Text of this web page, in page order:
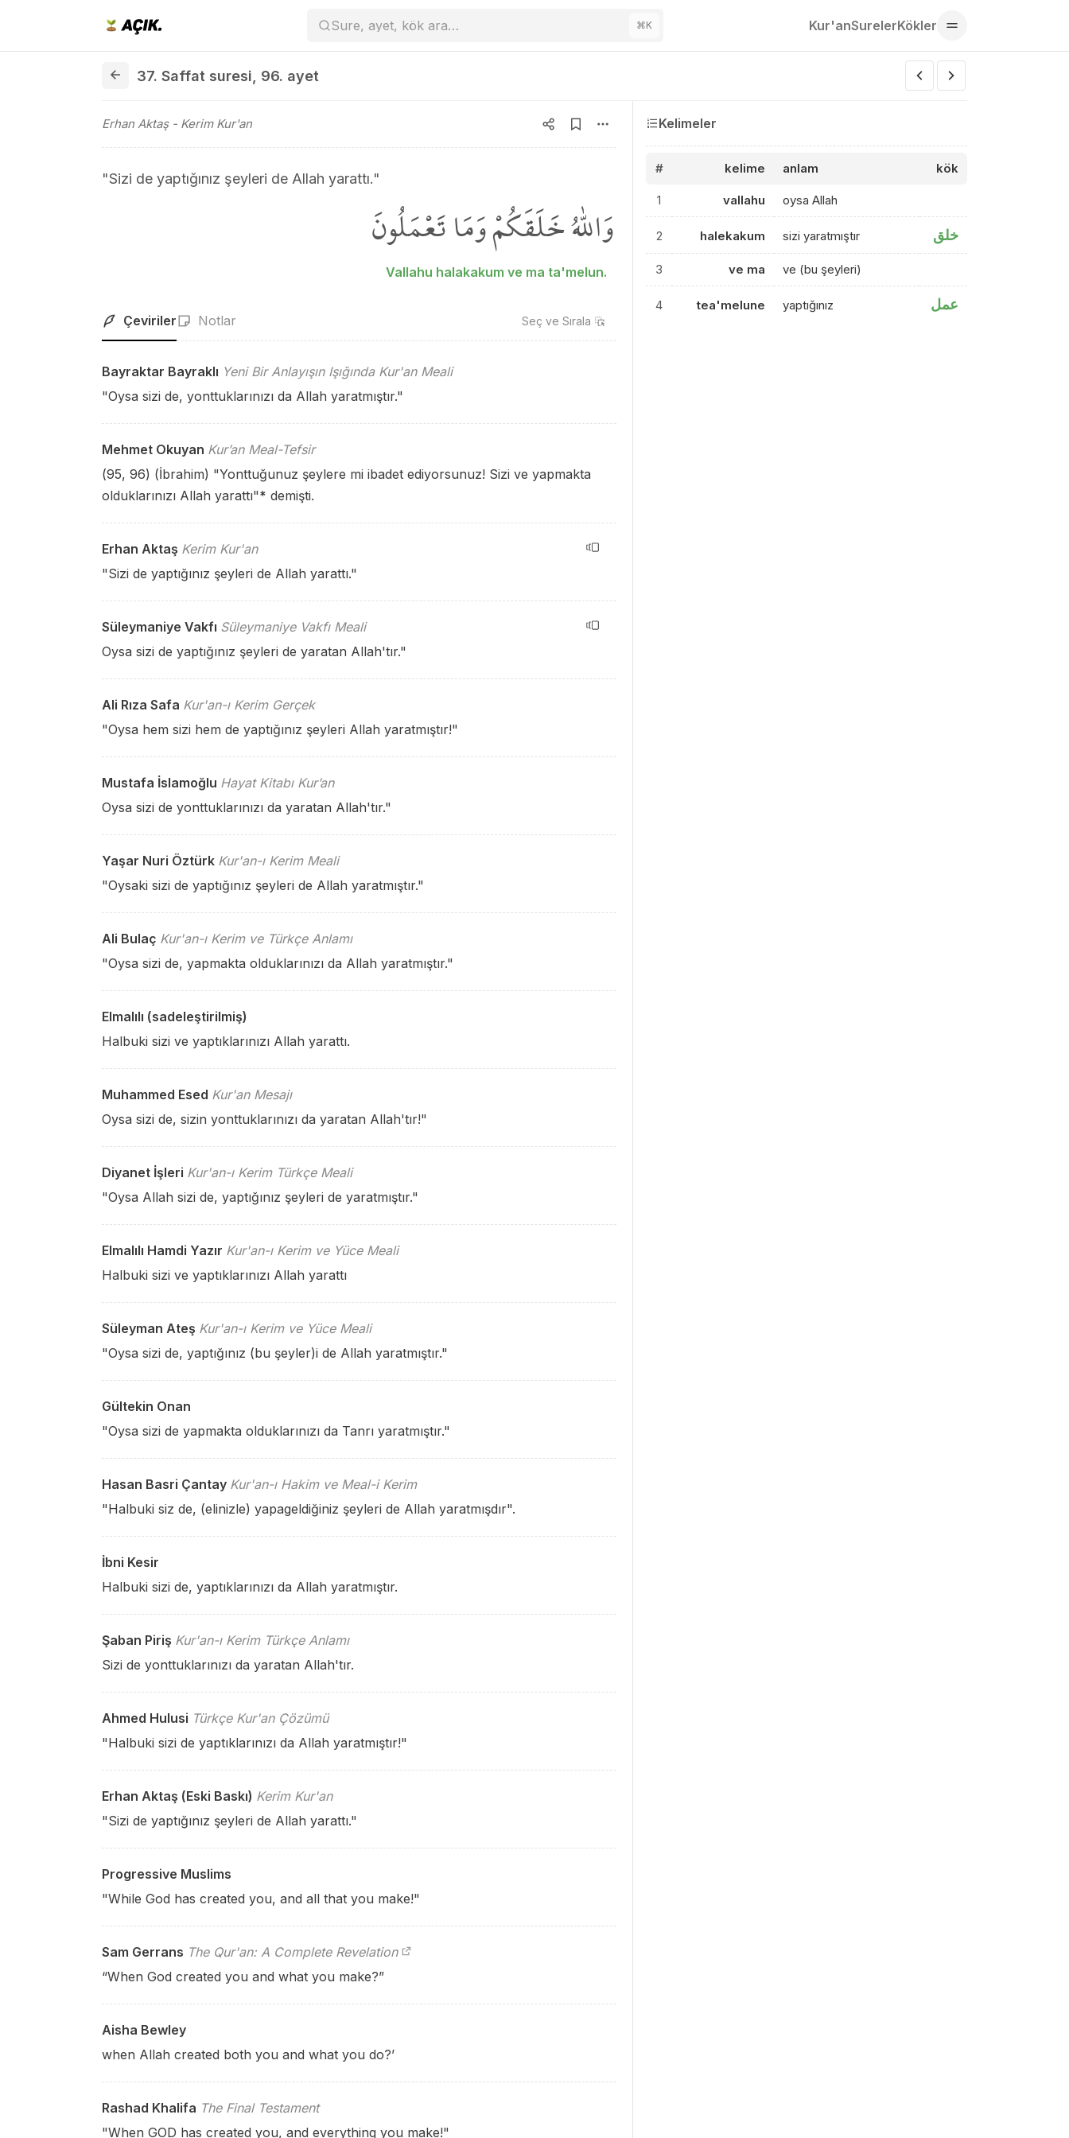
Sure, ayet, kök ara… ⌘K Kur'anSurelerKökler
37. Saffat suresi 96. ayet
Erhan Aktaş- Kerim Kur'an
"Sizi de yaptığınız şeyleri de Allah yarattı."
وَاللّٰهُ خَلَقَكُمْ وَمَا تَعْمَلُونَ
Vallahu halakakum ve ma ta'melun.
Çeviriler Notlar Seç ve Sırala
Bayraktar Bayraklı Yeni Bir Anlayışın Işığında Kur'an Meali
"Oysa sizi de, yonttuklarınızı da Allah yaratmıştır."
Mehmet Okuyan Kur’an Meal-Tefsir
(95, 96) (İbrahim) "Yonttuğunuz şeylere mi ibadet ediyorsunuz! Sizi ve yapmakta
olduklarınızı Allah yarattı"* demişti.
Erhan Aktaş Kerim Kur'an
"Sizi de yaptığınız şeyleri de Allah yarattı."
Süleymaniye Vakfı Süleymaniye Vakfı Meali
Oysa sizi de yaptığınız şeyleri de yaratan Allah'tır."
Ali Rıza Safa Kur'an-ı Kerim Gerçek
"Oysa hem sizi hem de yaptığınız şeyleri Allah yaratmıştır!"
Mustafa İslamoğlu Hayat Kitabı Kur’an
Oysa sizi de yonttuklarınızı da yaratan Allah'tır."
Yaşar Nuri Öztürk Kur'an-ı Kerim Meali
"Oysaki sizi de yaptığınız şeyleri de Allah yaratmıştır."
Ali Bulaç Kur'an-ı Kerim ve Türkçe Anlamı
"Oysa sizi de, yapmakta olduklarınızı da Allah yaratmıştır."
Elmalılı (sadeleştirilmiş)
Halbuki sizi ve yaptıklarınızı Allah yarattı.
Muhammed Esed Kur'an Mesajı
Oysa sizi de, sizin yonttuklarınızı da yaratan Allah'tır!"
Diyanet İşleri Kur'an-ı Kerim Türkçe Meali
"Oysa Allah sizi de, yaptığınız şeyleri de yaratmıştır."
Elmalılı Hamdi Yazır Kur'an-ı Kerim ve Yüce Meali
Halbuki sizi ve yaptıklarınızı Allah yarattı
Süleyman Ateş Kur'an-ı Kerim ve Yüce Meali
"Oysa sizi de, yaptığınız (bu şeyler)i de Allah yaratmıştır."
Gültekin Onan
"Oysa sizi de yapmakta olduklarınızı da Tanrı yaratmıştır."
Hasan Basri Çantay Kur'an-ı Hakim ve Meal-i Kerim
"Halbuki siz de, (elinizle) yapageldiğiniz şeyleri de Allah yaratmışdır".
İbni Kesir
Halbuki sizi de, yaptıklarınızı da Allah yaratmıştır.
Şaban Piriş Kur'an-ı Kerim Türkçe Anlamı
Sizi de yonttuklarınızı da yaratan Allah'tır.
Ahmed Hulusi Türkçe Kur'an Çözümü
"Halbuki sizi de yaptıklarınızı da Allah yaratmıştır!"
Erhan Aktaş (Eski Baskı) Kerim Kur'an
"Sizi de yaptığınız şeyleri de Allah yarattı."
Progressive Muslims
"While God has created you, and all that you make!"
Sam Gerrans The Qur'an: A Complete Revelation
“When God created you and what you make?”
Aisha Bewley
when Allah created both you and what you do?’
Rashad Khalifa The Final Testament
"When GOD has created you, and everything you make!"
Kelimeler
# kelime anlam kök
1 vallahu oysa Allah
2 halekakum sizi yaratmıştır خلق
3 ve ma ve (bu şeyleri)
4 tea'melune yaptığınız عمل